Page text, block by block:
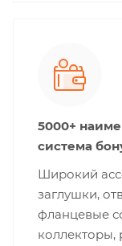
5000+
система
Широкий
заглушки,
фланцевые
коллекторы,